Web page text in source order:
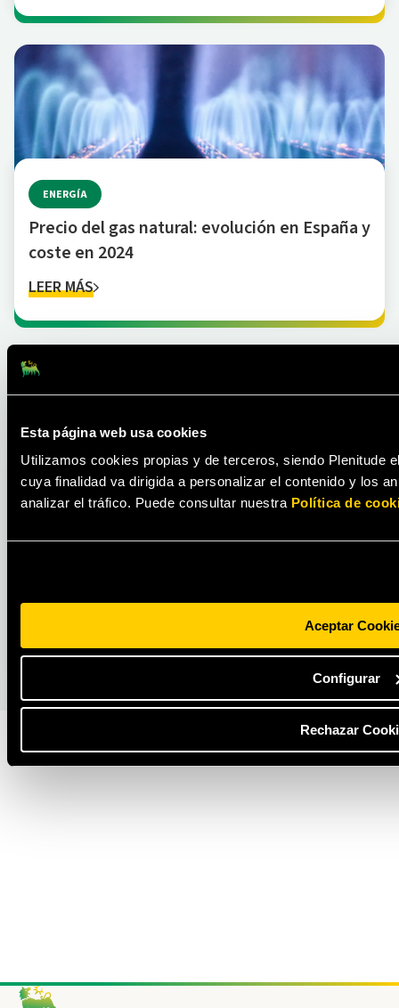
Esta página web usa cookies
Utilizamos cookies propias y de terceros, siendo Plenitude
cuya finalidad va dirigida a personalizar el contenido y los
analizar el tráfico. Puede consultar nuestra Política de
Aceptar
Configurar
Rechazar
ENERGÍA
Precio del gas natural: evolución en España y
coste en 2024
LEER MÁS
ACTUALIDAD
empresa
Footer